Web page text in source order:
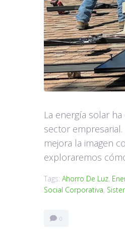
La energía solar
sector
mejora la imagen
exploraremos
Tags: Ahorro De Luz,
Social Corporativa,
0